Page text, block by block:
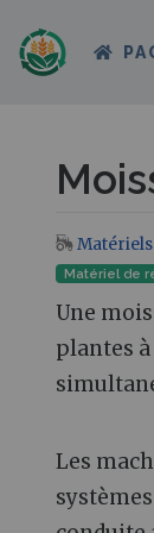
Aller à :
Matériel de
Une
plantes
Les